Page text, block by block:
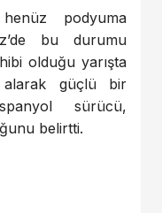
podyuma
bu durumu
olduğu yarışta
alarak güçlü bir
sürücü,
belirtti.